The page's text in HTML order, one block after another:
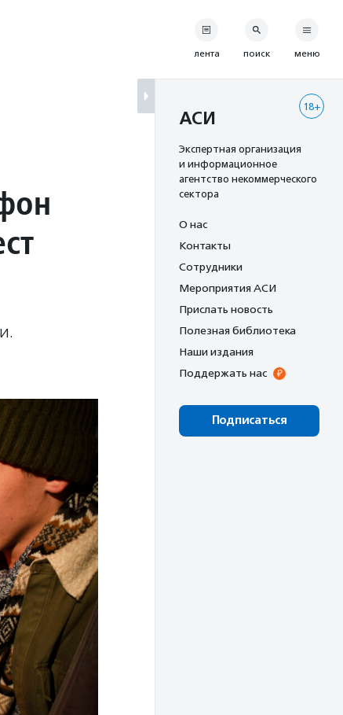
лента поиск меню
18+
АСИ
Экспертная организация
и информационное
агентство некоммерческого
сектора
О нас
Контакты
Сотрудники
Мероприятия АСИ
Прислать новость
Полезная библиотека
Наши издания
Поддержать нас
Подписаться